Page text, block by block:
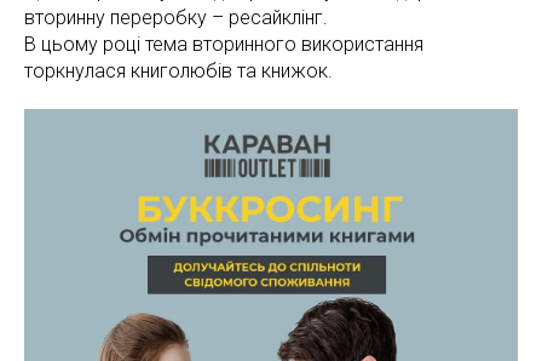
вторинну переробку – ресайклінг.
В цьому році тема вторинного використання
торкнулася книголюбів та книжок.